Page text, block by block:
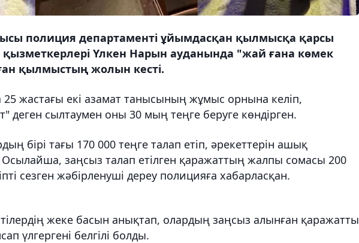
полиция департаменті ұйымдасқан қылмысқа қарсы
Үлкен Нарын ауданында "жай ғана көмек
қылмыстың жолын кесті.
жастағы екі азамат танысының жұмыс орнына келіп,
деген сылтаумен оны 30 мың теңге беруге көндірген.
бірі тағы 170 000 теңге талап етіп, әрекеттерін ашық
Осылайша, заңсыз талап етілген қаражаттың жалпы сомасы 200
сезген жәбірленуші дереу полицияға хабарласқан.
жеке басын анықтап, олардың заңсыз алынған қаражатты
үлгергені белгілі болды.